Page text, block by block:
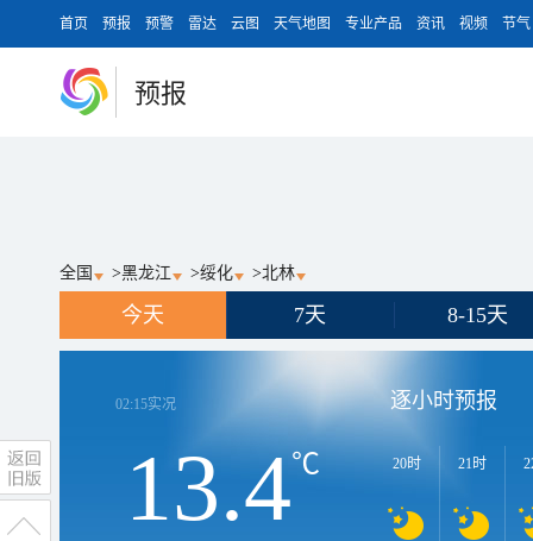
首页 预报 预警 雷达 云图 天气地图 专业产品 资讯 视频 节气
预报
全国 >黑龙江 >绥化 >北林
今天 7天 8-15天
02:15实况
13.4℃
逐小时预报
20时 21时